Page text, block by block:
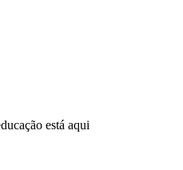
está aqui